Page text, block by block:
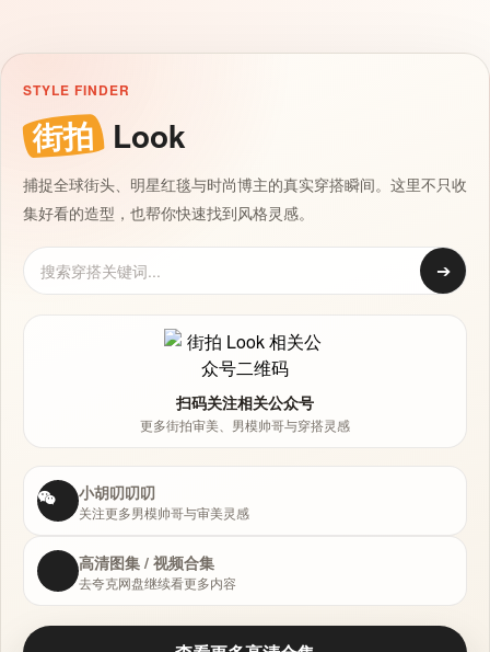
STYLE FINDER
街拍 Look
捕捉全球街头、明星红毯与时尚博主的真实穿搭瞬间。这里不只收
集好看的造型，也帮你快速找到风格灵感。
➔
扫码关注相关公众号
更多街拍审美、男模帅哥与穿搭灵感
小胡叨叨叨
关注更多男模帅哥与审美灵感
高清图集 / 视频合集
去夸克网盘继续看更多内容